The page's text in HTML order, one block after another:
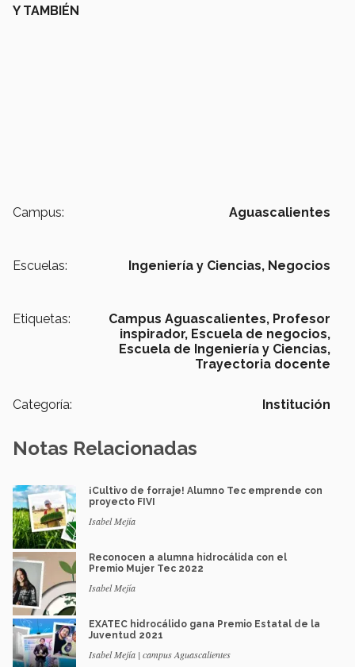
Y TAMBIÉN
Campus: Aguascalientes
Escuelas: Ingeniería y Ciencias, Negocios
Etiquetas: Campus Aguascalientes, Profesor
inspirador, Escuela de negocios,
Escuela de Ingeniería y Ciencias,
Trayectoria docente
Categoría: Institución
Notas Relacionadas
¡Cultivo de forraje! Alumno Tec emprende con
proyecto FIVI
Isabel Mejía
Reconocen a alumna hidrocálida con el
Premio Mujer Tec 2022
Isabel Mejía
EXATEC hidrocálido gana Premio Estatal de la
Juventud 2021
Isabel Mejía | campus Aguascalientes